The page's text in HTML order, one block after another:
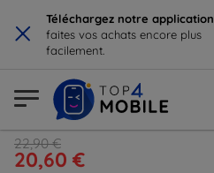
× Téléchargez notre application
faites vos achats encore plus
facilement.
22,90 €
20,60 €